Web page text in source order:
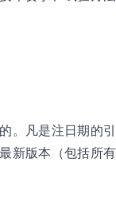
。凡是注日期的
新版本（包括所